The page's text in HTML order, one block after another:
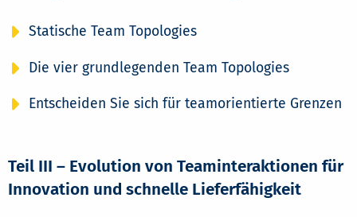
Statische Team Topologies
Die vier grundlegenden Team Topologies
Entscheiden Sie sich für teamorientierte Grenzen
Teil III – Evolution von Teaminteraktionen für
Innovation und schnelle Lieferfähigkeit